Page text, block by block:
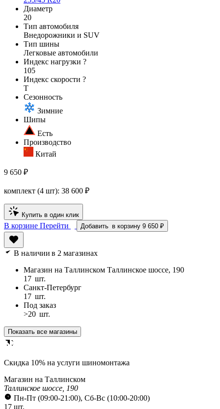
Диаметр
20
Тип автомобиля
Внедорожники и SUV
Тип шины
Легковые автомобили
Индекс нагрузки ?
105
Индекс скорости ?
T
Сезонность
Зимние
Шипы
Есть
Производство
Китай
9 650 ₽
комплект (4 шт): 38 600 ₽
Купить в один клик
В корзине Перейти Добавить в корзину 9 650 ₽
В наличии в 2 магазинах
Магазин на Таллинском Таллинское шоссе, 190
17 шт.
Санкт-Петербург
17 шт.
Под заказ
>20 шт.
Показать все магазины
Cкидка 10% на услуги шиномонтажа
Магазин на Таллинском
Таллинское шоссе, 190
Пн-Пт (09:00-21:00), Сб-Вс (10:00-20:00)
17 шт.